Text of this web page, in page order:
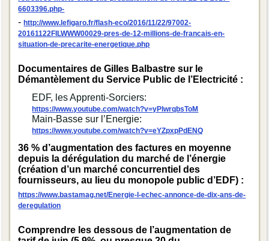
6603396.php-
-http://www.lefigaro.fr/flash-eco/2016/11/22/97002-
20161122FILWWW00029-pres-de-12-millions-de-francais-en-
situation-de-precarite-energetique.php
Documentaires de Gilles Balbastre sur le
Démantèlement du Service Public de l’Electricité :
EDF, les Apprenti-Sorciers:
https://www.youtube.com/watch?v=yPlwrqbsToM
Main-Basse sur l’Energie:
https://www.youtube.com/watch?v=eYZpxpPdENQ
36 % d’augmentation des factures en moyenne
depuis la dérégulation du marché de l’énergie
(création d’un marché concurrentiel des
fournisseurs, au lieu du monopole public d’EDF) :
https://www.bastamag.net/Energie-l-echec-annonce-de-dix-ans-de-
deregulation
Comprendre les dessous de l’augmentation de